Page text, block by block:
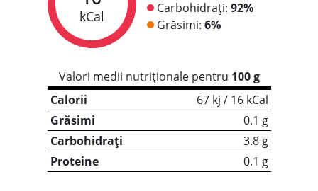
kCal
Carbohidrați: 92%
Grăsimi: 6%
Valori medii nutriționale pentru 100 g
Calorii
67 kj / 16 kCal
Grăsimi
0.1 g
Carbohidrați
3.8 g
Proteine
0.1 g